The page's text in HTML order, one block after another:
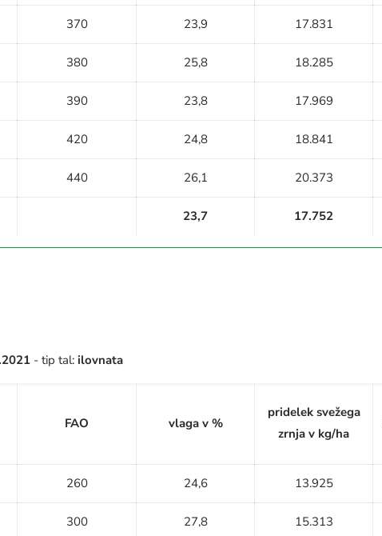
370 23,9 17.831
380 25,8 18.285
390 23,8 17.969
420 24,8 18.841
440 26,1 20.373
23,7 17.752
- tip tal: ilovnata
FAO vlaga v %
pridelek svežega
zrnja v kg/ha
260 24,6 13.925
300 27,8 15.313